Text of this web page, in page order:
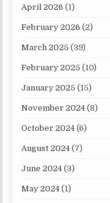
April 2026 (1)
February 2026 (2)
March 2025 (39)
February 2025 (10)
January 2025 (15)
November 2024 (8)
October 2024 (6)
August 2024 (7)
June 2024 (3)
May 2024 (1)